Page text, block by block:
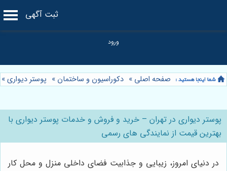
ثبت آگهی
صفحه اصلی » دکوراسیون و ساختمان » پوستر دیواری»
پوستر دیواری در تهران – خرید و فروش و خدمات پوستر دیواری با
بهترین قیمت از نمایندگی های رسمی
در دنیای امروز، زیبایی و جذابیت فضای داخلی منزل و محل کار